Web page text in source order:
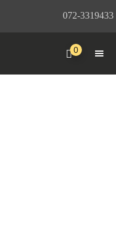
072-3319433
0